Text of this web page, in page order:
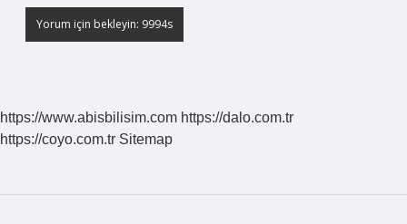
https://www.abisbilisim.com https://dalo.com.tr
https://coyo.com.tr Sitemap